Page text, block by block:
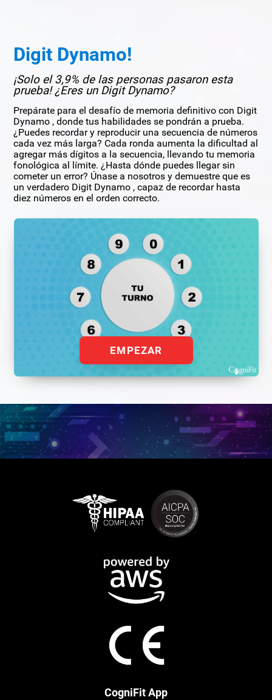
Digit Dynamo!
¡Solo el 3,9% de las personas pasaron esta
prueba! ¿Eres un Digit Dynamo?
Prepárate para el desafío de memoria definitivo con Digit
Dynamo , donde tus habilidades se pondrán a prueba.
¿Puedes recordar y reproducir una secuencia de números
cada vez más larga? Cada ronda aumenta la dificultad al
agregar más dígitos a la secuencia, llevando tu memoria
fonológica al límite. ¿Hasta dónde puedes llegar sin
cometer un error? Únase a nosotros y demuestre que es
un verdadero Digit Dynamo , capaz de recordar hasta
diez números en el orden correcto.
EMPEZAR
CogniFit App